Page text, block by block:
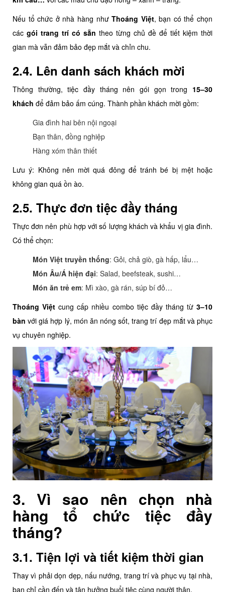
Nếu tổ chức ở nhà hàng nhưThoáng Việt, bạn có thể chọn
các gói trang trí có sẵn theo từng chủ đề để tiết kiệm thời
gian mà vẫn đảm bảo đẹp mắt và chỉn chu.
2.4. Lên danh sách khách mời
Thông thường, tiệc đầy tháng nên gói gọn trong 15–30
khách để đảm bảo ấm cúng. Thành phần khách mời gồm:
Gia đình hai bên nội ngoại
Bạn thân, đồng nghiệp
Hàng xóm thân thiết
Lưu ý: Không nên mời quá đông để tránh bé bị mệt hoặc
không gian quá ồn ào.
2.5. Thực đơn tiệc đầy tháng
Thực đơn nên phù hợp với số lượng khách và khẩu vị gia đình.
Có thể chọn:
Món Việt truyền thống: Gỏi, chả giò, gà hấp, lẩu…
Món Âu/Á hiện đại: Salad, beefsteak, sushi…
Món ăn trẻ em: Mì xào, gà rán, súp bí đỏ…
Thoáng Việt cung cấp nhiều combo tiệc đầy tháng từ3–10
bàn với giá hợp lý, món ăn nóng sốt, trang trí đẹp mắt và phục
vụ chuyên nghiệp.
3. Vì sao nên chọn nhà
hàng tổ chức tiệc đầy
tháng?
3.1. Tiện lợi và tiết kiệm thời gian
Thay vì phải dọn dẹp, nấu nướng, trang trí và phục vụ tại nhà,
bạn chỉ cần đến và tận hưởng buổi tiệc cùng người thân.